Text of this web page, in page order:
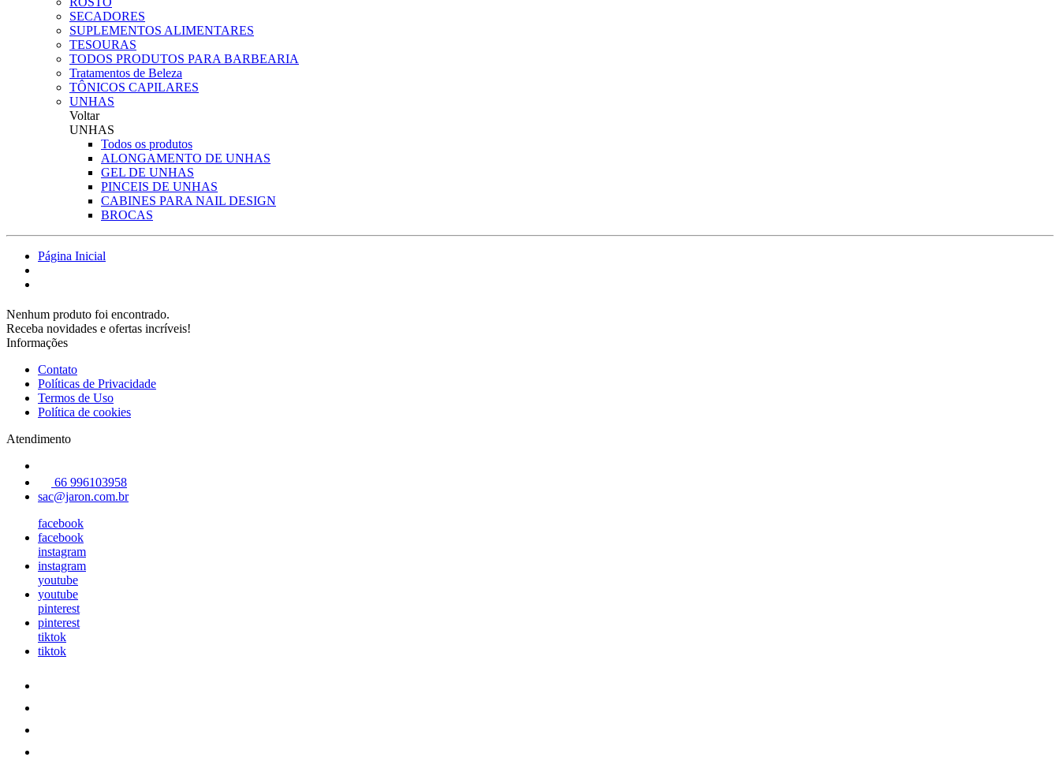
SECADORES
SUPLEMENTOS ALIMENTARES
TESOURAS
TODOS PRODUTOS PARA BARBEARIA
Tratamentos de Beleza
TÔNICOS CAPILARES
UNHAS
Voltar
UNHAS
Todos os produtos
ALONGAMENTO DE UNHAS
GEL DE UNHAS
PINCEIS DE UNHAS
CABINES PARA NAIL DESIGN
BROCAS
Página Inicial
Nenhum produto foi encontrado.
Receba novidades e ofertas incríveis!
Informações
Contato
Políticas de Privacidade
Termos de Uso
Política de cookies
Atendimento
66 996103958
sac@jaron.com.br
facebook
facebook
instagram
instagram
youtube
youtube
pinterest
pinterest
tiktok
tiktok